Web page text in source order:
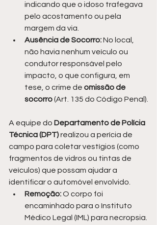
indicando que o idoso trafegava
pelo acostamento ou pela
margem da via.
Ausência de Socorro: No local,
não havia nenhum veículo ou
condutor responsável pelo
impacto, o que configura, em
tese, o crime de omissão de
socorro (Art. 135 do Código Penal).
A equipe do Departamento de Polícia
Técnica (DPT) realizou a perícia de
campo para coletar vestígios (como
fragmentos de vidros ou tintas de
veículos) que possam ajudar a
identificar o automóvel envolvido.
Remoção: O corpo foi
encaminhado para o Instituto
Médico Legal (IML) para necropsia.